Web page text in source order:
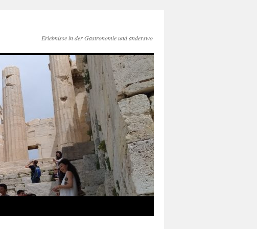
Erlebnisse in der Gastronomie und anderswo